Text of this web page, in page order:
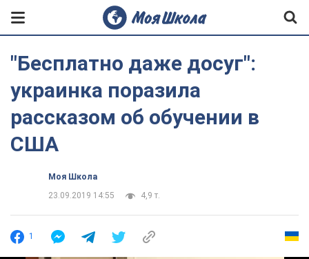
"Бесплатно даже досуг":
украинка поразила
рассказом об обучении в
США
Моя Школа
23.09.2019 14:55
4,9 т.
1